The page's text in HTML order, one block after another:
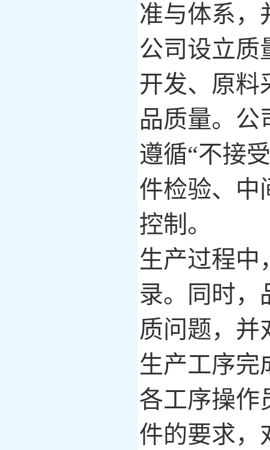
准与体系，
公司设立质
开发、原料
品质量。公
遵循“不接
件检验、中
控制。
生产过程中
录。同时，
质问题，并
生产工序完
各工序操作
件的要求，